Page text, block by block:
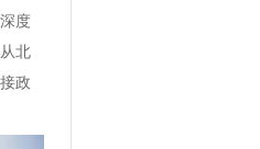
度
北
政